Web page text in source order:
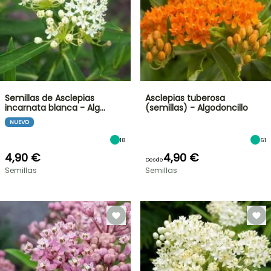
RELÁMPAGO
¡HASTA
UN
30
Semillas de Asclepias
incarnata blanca - Alg…
NUEVO
18
4,90 €
Semillas
Asclepias tuberosa
(semillas) - Algodoncillo
61
Desde4,90 €
Semillas